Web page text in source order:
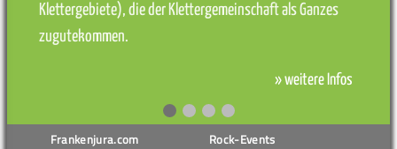
Klettergebiete), die der Klettergemeinschaft als Ganzes
zugutekommen.
» weitere Infos
Frankenjura.com Rock-Events